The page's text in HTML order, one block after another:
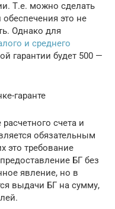
Т.е. можно сделать
это не
Однако для
и среднего
гарантии будет 500 —
гаранте
счета и
обязательным
это требование
БГ без
явление, но в
выдачи БГ на сумму,